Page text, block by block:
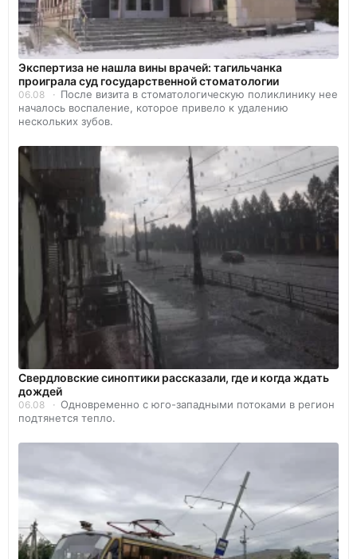
Экспертиза не нашла вины врачей: тагильчанка
проиграла суд государственной стоматологии
06.08
После визита в стоматологическую поликлинику нее
началось воспаление, которое привело к удалению
нескольких зубов.
Свердловские синоптики рассказали, где и когда ждать
дождей
06.08
Одновременно с юго-западными потоками в регион
подтянется тепло.